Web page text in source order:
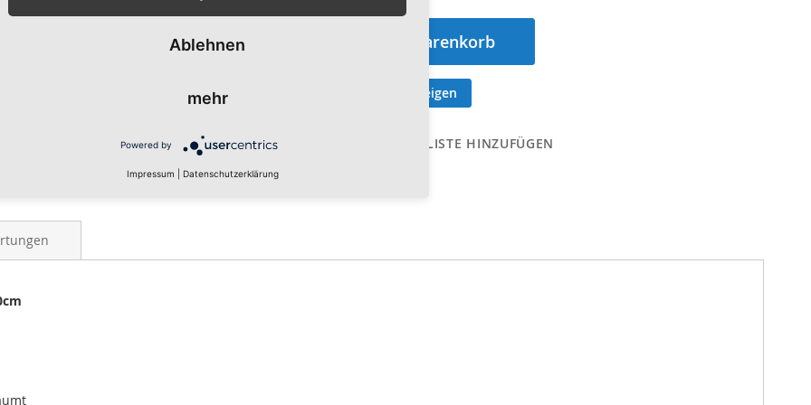
In den Warenkorb
Warenkorb anzeigen
ZUR WUNSCHLISTE HINZUFÜGEN
Ablehnen
mehr
Powered by
Impressum Datenschutzerklärung